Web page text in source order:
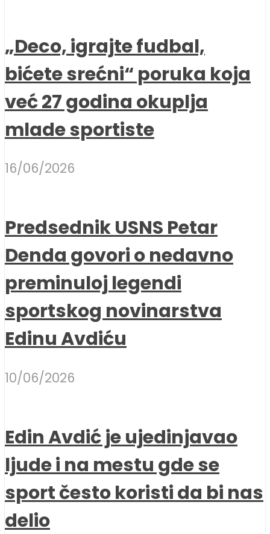
„Deco, igrajte fudbal,
bićete srećni“ poruka koja
već 27 godina okuplja
mlade sportiste
16/06/2026
Predsednik USNS Petar
Denda govori o nedavno
preminuloj legendi
sportskog novinarstva
Edinu Avdiću
10/06/2026
Edin Avdić je ujedinjavao
ljude i na mestu gde se
sport često koristi da bi nas
delio